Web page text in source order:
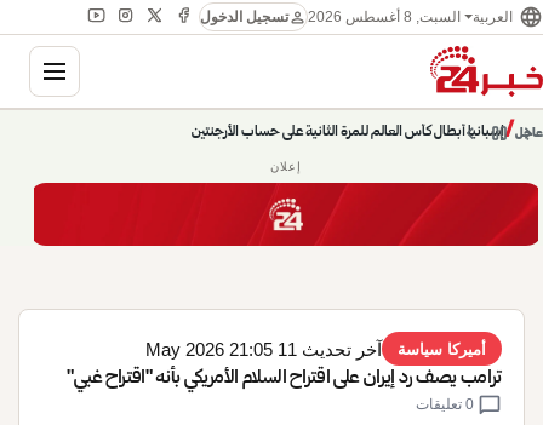
language العربية السبت, 8 أغسطس 2026 personتسجيل الدخول
عاجل/إسبانيا أبطال كأس العالم للمرة الثانية على حساب الأرجنتين chevron_right
pause
chevron_left
إعلان
أميركا سياسة آخر تحديث 11 May 2026 21:05
ترامب يصف رد إيران ​على اقتراح السلام ⁠الأمريكي بأنه "اقتراح ​غبي"
chat_bubble